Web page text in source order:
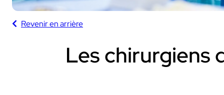
Ces solutions sont
sportifs et
Revenir en arrière
Les chirurgiens